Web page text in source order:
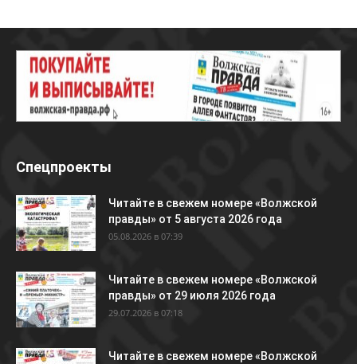
Спецпроекты
Читайте в свежем номере «Волжской
правды» от 5 августа 2026 года
05.08.2026 в 07:39
Читайте в свежем номере «Волжской
правды» от 29 июля 2026 года
29.07.2026 в 07:18
Читайте в свежем номере «Волжской